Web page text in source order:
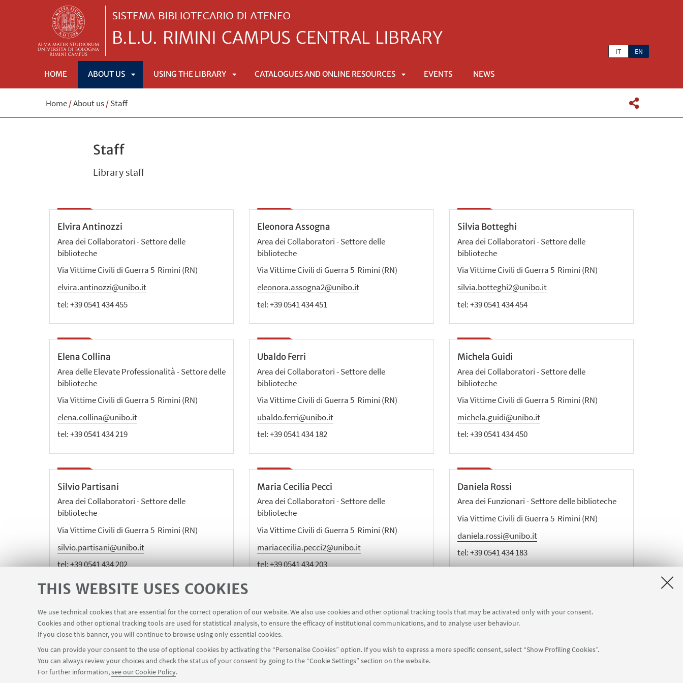
THIS WEBSITE USES COOKIES
We use technical cookies that are essential for the correct operation of our website. We also use cookies and other optional tracking tools that may be activated only with your consent.
Cookies and other optional tracking tools are used for statistical analysis, to ensure the efficacy of institutional communications, and to analyse user behaviour.
If you close this banner, you will continue to browse using only essential cookies.
You can provide your consent to the use of optional cookies by activating the “Personalise Cookies” option. If you wish to express a more specific consent, select “Show Profiling Cookies”.
You can always review your choices and check the status of your consent by going to the “Cookie Settings” section on the website.
For further information,see our Cookie Policy.
IT EN
HOME ABOUT US USING THE LIBRARY CATALOGUES AND ONLINE RESOURCES EVENTS NEWS
Home/About us/Staff
Staff
Library staff
Elvira Antinozzi
Area dei Collaboratori - Settore delle
biblioteche
Via Vittime Civili di Guerra 5 Rimini (RN)
elvira.antinozzi@unibo.it
tel:+39 0541 434 455
Eleonora Assogna
Area dei Collaboratori - Settore delle
biblioteche
Via Vittime Civili di Guerra 5 Rimini (RN)
eleonora.assogna2@unibo.it
tel:+39 0541 434 451
Silvia Botteghi
Area dei Collaboratori - Settore delle
biblioteche
Via Vittime Civili di Guerra 5 Rimini (RN)
silvia.botteghi2@unibo.it
tel:+39 0541 434 454
Elena Collina
Area delle Elevate Professionalità - Settore delle
biblioteche
Via Vittime Civili di Guerra 5 Rimini (RN)
elena.collina@unibo.it
tel:+39 0541 434 219
Ubaldo Ferri
Area dei Collaboratori - Settore delle
biblioteche
Via Vittime Civili di Guerra 5 Rimini (RN)
ubaldo.ferri@unibo.it
tel:+39 0541 434 182
Michela Guidi
Area dei Collaboratori - Settore delle
biblioteche
Via Vittime Civili di Guerra 5 Rimini (RN)
michela.guidi@unibo.it
tel:+39 0541 434 450
Silvio Partisani
Area dei Collaboratori - Settore delle
biblioteche
Via Vittime Civili di Guerra 5 Rimini (RN)
silvio.partisani@unibo.it
tel:+39 0541 434 202
Maria Cecilia Pecci
Area dei Collaboratori - Settore delle
biblioteche
Via Vittime Civili di Guerra 5 Rimini (RN)
mariacecilia.pecci2@unibo.it
tel:+39 0541 434 203
Daniela Rossi
Area dei Funzionari - Settore delle biblioteche
Via Vittime Civili di Guerra 5 Rimini (RN)
daniela.rossi@unibo.it
tel:+39 0541 434 183
Via Vittime Civili di Guerra, 5 - Rimini +39 0541 434184
campusrimini.biblioteca@unibo.it
SBA – University Library System
Rimini Campus